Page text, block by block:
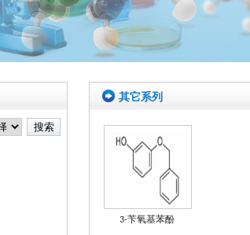
其它系列
3-苄氧基苯酚